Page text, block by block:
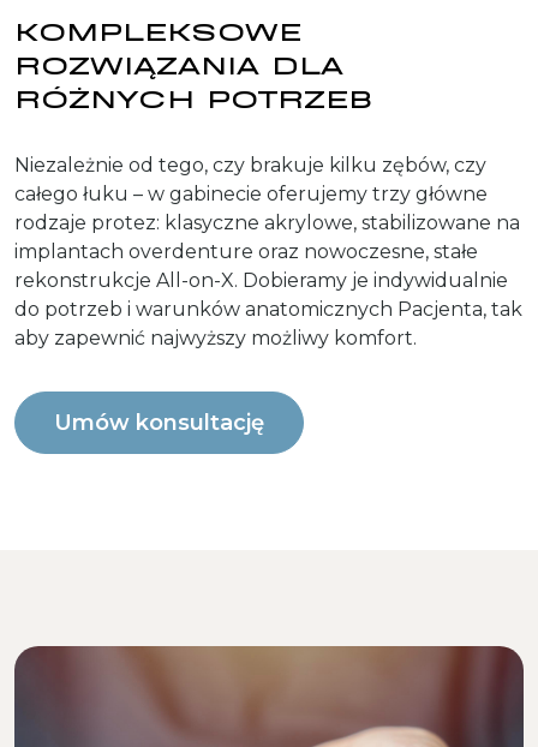
KOMPLEKSOWE
ROZWIĄZANIA DLA
RÓŻNYCH POTRZEB
Niezależnie od tego, czy brakuje kilku zębów, czy
całego łuku – w gabinecie oferujemy trzy główne
rodzaje protez: klasyczne akrylowe, stabilizowane na
implantach overdenture oraz nowoczesne, stałe
rekonstrukcje All-on-X. Dobieramy je indywidualnie
do potrzeb i warunków anatomicznych Pacjenta, tak
aby zapewnić najwyższy możliwy komfort.
Umów konsultację